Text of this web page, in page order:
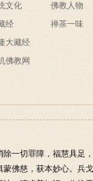
文化
经
大藏经
佛教网
佛教人物
禅茶一味
一切罪障，福慧具足
佛慈，获本妙心。兵